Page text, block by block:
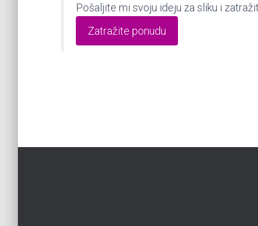
Pošaljite mi svoju ideju za sliku i
Zatražite ponudu